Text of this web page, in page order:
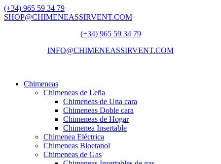
(+34) 965 59 34 79
SHOP@CHIMENEASSIRVENT.COM
(+34) 965 59 34 79
INFO@CHIMENEASSIRVENT.COM
Chimeneas
Chimeneas de Leña
Chimeneas de Una cara
Chimeneas Doble cara
Chimeneas de Hogar
Chimenea Insertable
Chimenea Eléctrica
Chimeneas Bioetanol
Chimeneas de Gas